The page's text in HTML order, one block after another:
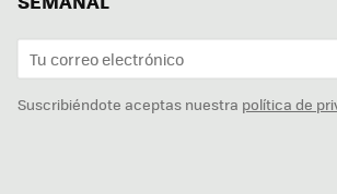
Suscribiéndote aceptas nuestra política de